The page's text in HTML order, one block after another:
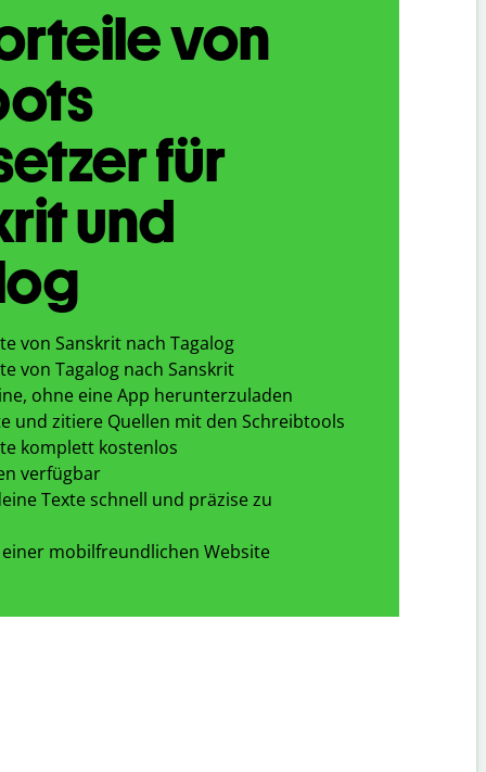
von
für
und
von Sanskrit nach Tagalog
von Tagalog nach Sanskrit
ohne eine App herunterzuladen
und zitiere Quellen mit den Schreibtools
komplett kostenlos
verfügbar
Texte schnell und präzise zu
mobilfreundlichen Website